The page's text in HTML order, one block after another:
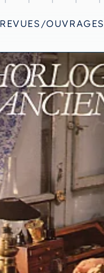
REVUES/OUVRAGES